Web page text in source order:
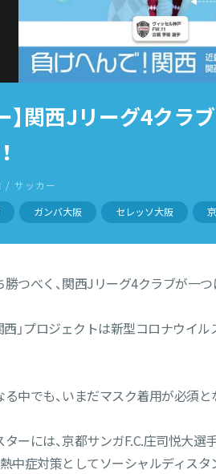
】関西Jリーグ4クラ
/ サッカー
ガンバ大阪 セレッソ大阪
つべく、関西Jリーグ4クラブが一つ
西」プロジェクトは新型コロナウ
中でも、いまだマスク着用が必須
ーには、京都サンガF.C.庄司悦大選
中症対策としてソーシャルディス